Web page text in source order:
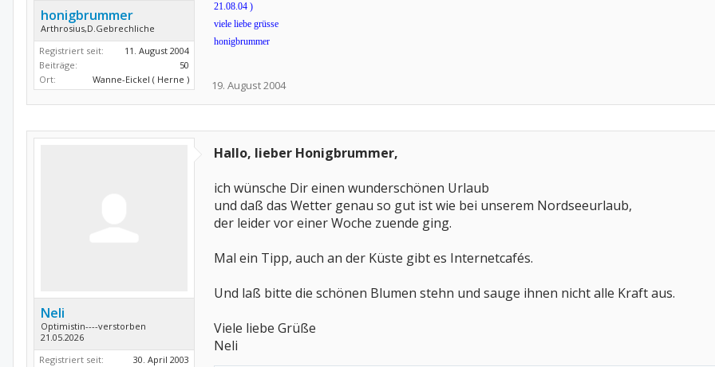
honigbrummer
Arthrosius,D.Gebrechliche
Registriert seit:
11. August 2004
Beiträge:
50
Ort:
Wanne-Eickel ( Herne )
21.08.04 )
viele liebe grüsse
honigbrummer
19. August 2004
Neli
Optimistin----verstorben
21.05.2026
Registriert seit:
30. April 2003
Hallo, lieber Honigbrummer,
ich wünsche Dir einen wunderschönen Urlaub
und daß das Wetter genau so gut ist wie bei unserem Nordseeurlaub,
der leider vor einer Woche zuende ging.
Mal ein Tipp, auch an der Küste gibt es Internetcafés.
Und laß bitte die schönen Blumen stehn und sauge ihnen nicht alle Kraft aus.
Viele liebe Grüße
Neli